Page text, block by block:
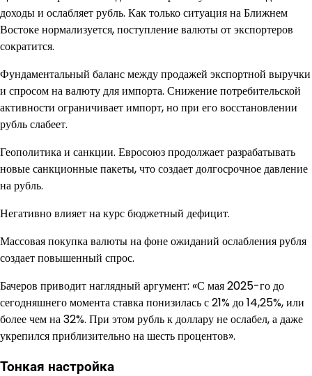
доходы и ослабляет рубль. Как только ситуация на Ближнем
Востоке нормализуется, поступление валюты от экспортеров
сократится.
Фундаментальный баланс между продажей экспортной выручки
и спросом на валюту для импорта. Снижение потребительской
активности ограничивает импорт, но при его восстановлении
рубль слабеет.
Геополитика и санкции. Евросоюз продолжает разрабатывать
новые санкционные пакеты, что создает долгосрочное давление
на рубль.
Негативно влияет на курс бюджетный дефицит.
Массовая покупка валюты на фоне ожиданий ослабления рубля
создает повышенный спрос.
Бачеров приводит наглядный аргумент: «С мая 2025-го до
сегодняшнего момента ставка понизилась с 21% до 14,25%, или
более чем на 32%. При этом рубль к доллару не ослабел, а даже
укрепился приблизительно на шесть процентов».
Тонкая настройка